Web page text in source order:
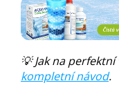
💡 Jak na
kompletní návod.